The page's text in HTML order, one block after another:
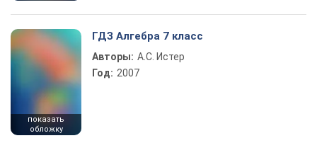
показать
обложку
ГДЗ Алгебра 7 класс
Авторы: А.С. Истер
Год: 2007